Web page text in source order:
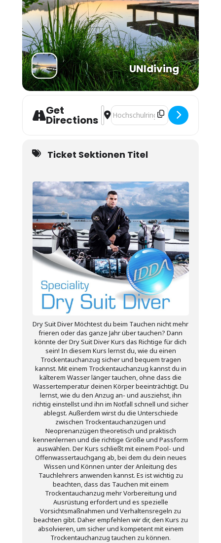
UNIdiving
Get
Directions
Address - Trockentauch Specialty
Destination Address -
Ticket Sektionen Titel
Dry Suit Diver Möchtest du beim Tauchen nicht mehr
frieren oder das ganze Jahr über tauchen? Dann
könnte der Dry Suit Diver Kurs das Richtige für dich
sein! In diesem Kurs lernst du, wie du einen
Trockentauchanzug sicher und bequem tragen
kannst. Mit einem Trockentauchanzug kannst du in
kälterem Wasser länger tauchen, ohne dass die
Wassertemperatur deinen Körper beeinträchtigt. Du
lernst, wie du den Anzug an- und ausziehst, ihn
richtig einstellst und ihn im Notfall schnell und sicher
ablegst. Außerdem wirst du die Unterschiede
zwischen Trockentauchanzügen und
Neoprenanzügen theoretisch und praktisch
kennenlernen und die richtige Größe und Passform
auswählen. Der Kurs schließt mit einem Pool- und
Offenwassertauchgang ab, bei dem du dein neues
Wissen und Können unter der Anleitung des
Tauchlehrers anwenden kannst. Es ist wichtig zu
beachten, dass das Tauchen mit einem
Trockentauchanzug mehr Vorbereitung und
Ausrüstung erfordert und es spezielle
Vorsichtsmaßnahmen und Verhaltensregeln zu
beachten gibt. Daher empfehlen wir dir, den Kurs zu
absolvieren, um sicher und kompetent mit einem
Trockentauchanzug tauchen zu können.